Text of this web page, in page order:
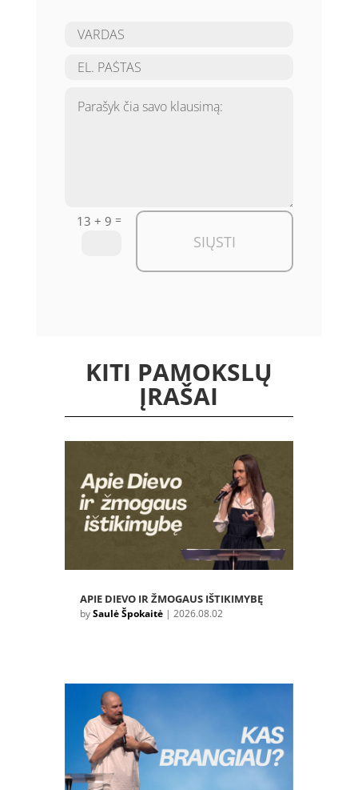
13 + 9 =
SIŲSTI
KITI PAMOKSLŲ
ĮRAŠAI
APIE DIEVO IR ŽMOGAUS IŠTIKIMYBĘ
bySaulė Špokaitė| 2026.08.02